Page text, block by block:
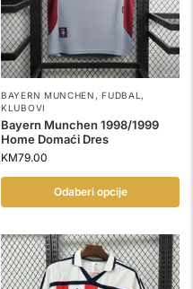
BAYERN MUNCHEN ,FUDBAL ,
KLUBOVI
Bayern Munchen 1998/1999
Home Domaći Dres
KM79.00
Odaberi opcije